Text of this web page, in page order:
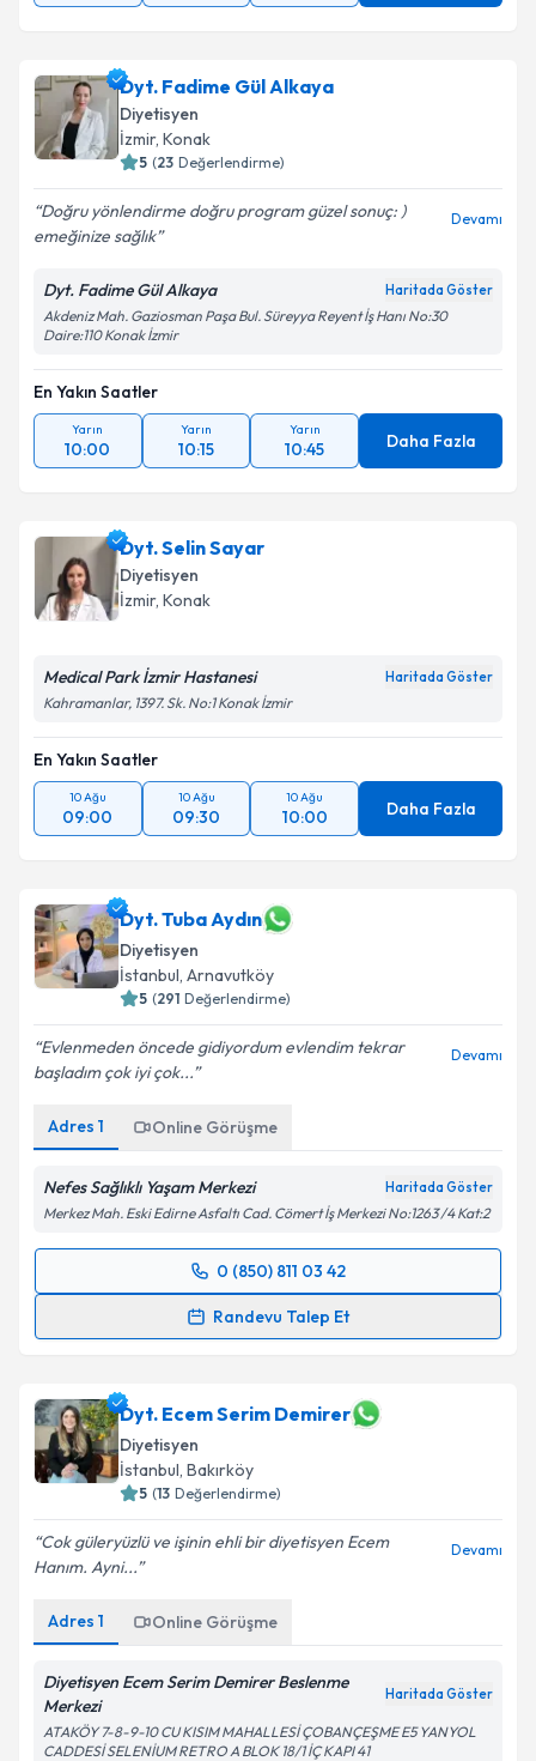
Dyt. Fadime Gül Alkaya
Diyetisyen
İzmir, Konak
5 (23 Değerlendirme)
Doğru yönlendirme doğru program güzel sonuç: )
emeğinize sağlık
Devamı
Dyt. Fadime Gül Alkaya Haritada Göster
Akdeniz Mah. Gaziosman Paşa Bul. Süreyya Reyent İş Hanı No:30
Daire:110 Konak İzmir
En Yakın Saatler
Yarın
10:00
Yarın
10:15
Yarın
10:45 Daha Fazla
Dyt. Selin Sayar
Diyetisyen
İzmir, Konak
Medical Park İzmir Hastanesi Haritada Göster
Kahramanlar, 1397. Sk. No:1 Konak İzmir
En Yakın Saatler
10 Ağu
09:00
10 Ağu
09:30
10 Ağu
10:00 Daha Fazla
Dyt. Tuba Aydın
Diyetisyen
İstanbul, Arnavutköy
5 (291 Değerlendirme)
Evlenmeden öncede gidiyordum evlendim tekrar
başladım çok iyi çok...
Devamı
Adres 1 Online Görüşme
Nefes Sağlıklı Yaşam Merkezi Haritada Göster
Merkez Mah. Eski Edirne Asfaltı Cad. Cömert İş Merkezi No:1263 /4 Kat:2
0 (850) 811 03 42
Randevu Talep Et
Randevu Takvimi Talebi
hazırlandığında e-posta ile bilgilendireceğiz.
E-posta Adresiniz
Kişisel verilerimin işlenmesine ilişkin
kapsamda işlenmesini kabul ediyorum.
Takvim Talebini Gönder
Dyt. Ecem Serim Demirer
Diyetisyen
İstanbul, Bakırköy
5 (13 Değerlendirme)
Cok güleryüzlü ve işinin ehli bir diyetisyen Ecem
Hanım. Ayni...
Devamı
Adres 1 Online Görüşme
Diyetisyen Ecem Serim Demirer Beslenme
Merkezi
Haritada Göster
ATAKÖY 7-8-9-10 CU KISIM MAHALLESİ ÇOBANÇEŞME E5 YANYOL
CADDESİ SELENİUM RETRO A BLOK 18/1 İÇ KAPI 41